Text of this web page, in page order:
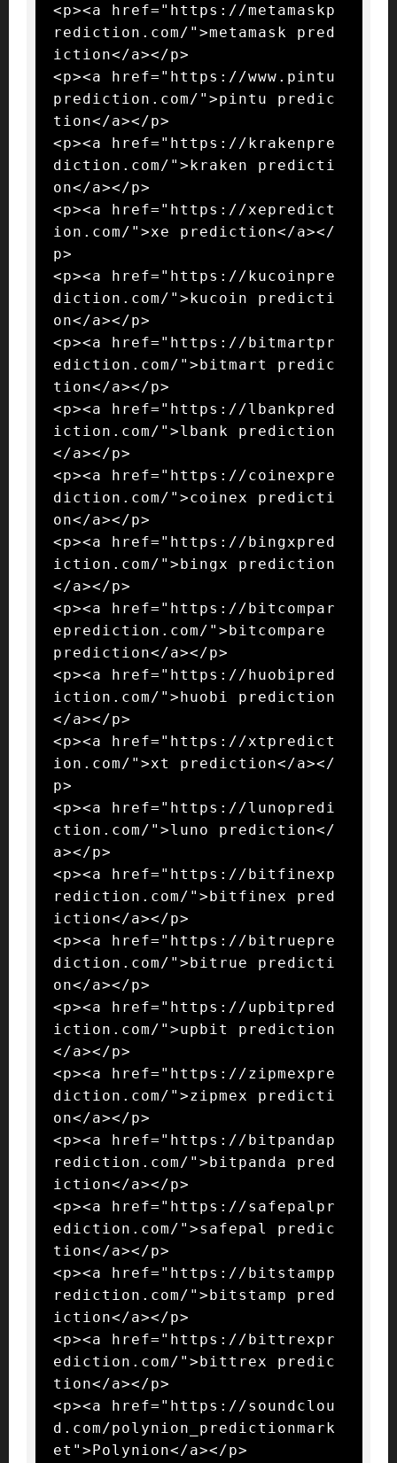
<p><a href="https://metamaskp
rediction.com/">metamask pred
iction</a></p>
<p><a href="https://www.pintu
prediction.com/">pintu predic
tion</a></p>
<p><a href="https://krakenpre
diction.com/">kraken predicti
on</a></p>
<p><a href="https://xepredict
ion.com/">xe prediction</a></
p>
<p><a href="https://kucoinpre
diction.com/">kucoin predicti
on</a></p>
<p><a href="https://bitmartpr
ediction.com/">bitmart predic
tion</a></p>
<p><a href="https://lbankpred
iction.com/">lbank prediction
</a></p>
<p><a href="https://coinexpre
diction.com/">coinex predicti
on</a></p>
<p><a href="https://bingxpred
iction.com/">bingx prediction
</a></p>
<p><a href="https://bitcompar
eprediction.com/">bitcompare
prediction</a></p>
<p><a href="https://huobipred
iction.com/">huobi prediction
</a></p>
<p><a href="https://xtpredict
ion.com/">xt prediction</a></
p>
<p><a href="https://lunopredi
ction.com/">luno prediction</
a></p>
<p><a href="https://bitfinexp
rediction.com/">bitfinex pred
iction</a></p>
<p><a href="https://bitruepre
diction.com/">bitrue predicti
on</a></p>
<p><a href="https://upbitpred
iction.com/">upbit prediction
</a></p>
<p><a href="https://zipmexpre
diction.com/">zipmex predicti
on</a></p>
<p><a href="https://bitpandap
rediction.com/">bitpanda pred
iction</a></p>
<p><a href="https://safepalpr
ediction.com/">safepal predic
tion</a></p>
<p><a href="https://bitstampp
rediction.com/">bitstamp pred
iction</a></p>
<p><a href="https://bittrexpr
ediction.com/">bittrex predic
tion</a></p>
<p><a href="https://soundclou
d.com/polynion_predictionmark
et">Polynion</a></p>